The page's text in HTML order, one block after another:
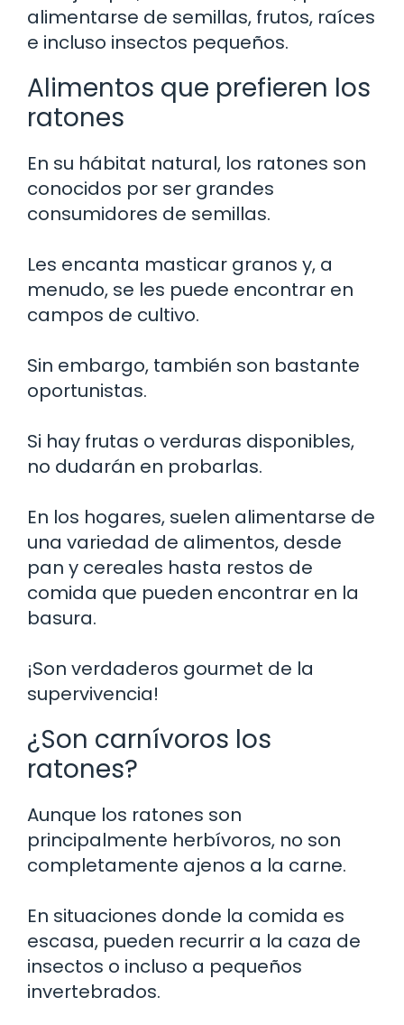
alimentarse de semillas, frutos, raíces
e incluso insectos pequeños.
Alimentos que prefieren los
ratones
En su hábitat natural, los ratones son
conocidos por ser grandes
consumidores de semillas.
Les encanta masticar granos y, a
menudo, se les puede encontrar en
campos de cultivo.
Sin embargo, también son bastante
oportunistas.
Si hay frutas o verduras disponibles,
no dudarán en probarlas.
En los hogares, suelen alimentarse de
una variedad de alimentos, desde
pan y cereales hasta restos de
comida que pueden encontrar en la
basura.
¡Son verdaderos gourmet de la
supervivencia!
¿Son carnívoros los
ratones?
Aunque los ratones son
principalmente herbívoros, no son
completamente ajenos a la carne.
En situaciones donde la comida es
escasa, pueden recurrir a la caza de
insectos o incluso a pequeños
invertebrados.